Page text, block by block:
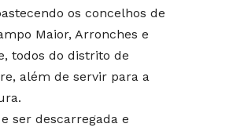
os concelhos de
Maior, Arronches e
todos do distrito de
além de servir para a
ser descarregada e